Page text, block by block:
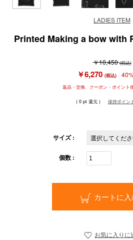
LADIES ITEM
Printed Making a bow with
￥10,450(税込)
￥6,270 (税込)
返品・交換、クーポン・ポイント
( 0 pt 還元 ) 保持ポイン
サイズ :
個数 :
カートに
お気に入りに